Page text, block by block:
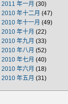
2011 年一月 (30)
2010 年十二月 (47)
2010 年十一月 (49)
2010 年十月 (22)
2010 年九月 (33)
2010 年八月 (52)
2010 年七月 (40)
2010 年六月 (18)
2010 年五月 (31)